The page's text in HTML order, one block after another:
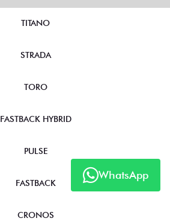
WhatsApp
TITANO
STRADA
TORO
FASTBACK HYBRID
PULSE
FASTBACK
CRONOS